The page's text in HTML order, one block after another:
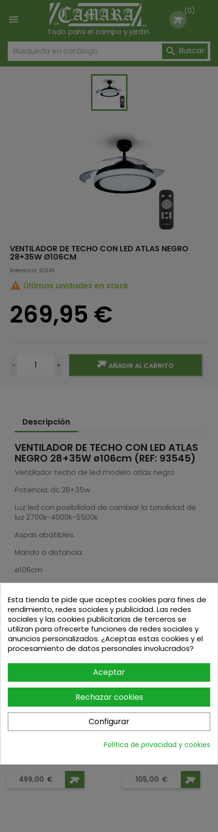

Todo para el campo y jardín
(0)
 Buscar
VENTILADOR DE TECHO CON LED ATLAS NEGRO
28+35W Ø106CM
Referencia: 93545
 Últimas unidades en stock
269,95 €
- + AÑADIR AL CARRITO
Descripción
VENTILADOR DE TECHO CON LED ATLAS
NEGRO 28+35W ø106cm (REF: 93545)
Ventilador techo de led modelo atlas negro
Potencia: dc 28+35w
Luz led con posibilidad de cambiar la tonalidad de
luz 2700k-4000k-5500k
Aspas abatibles.
Mando a distancia.
ø106cm
Podria interesarte
Precio
499,00 € Precio
105,00 €
Esta tienda te pide que aceptes cookies para fines de
rendimiento, redes sociales y publicidad. Las redes
sociales y las cookies publicitarias de terceros se
utilizan para ofrecerte funciones de redes sociales y
anuncios personalizados. ¿Aceptas estas cookies y el
procesamiento de datos personales involucrados?
Aceptar
Rechazar cookies
Configurar
Política de privacidad y cookies